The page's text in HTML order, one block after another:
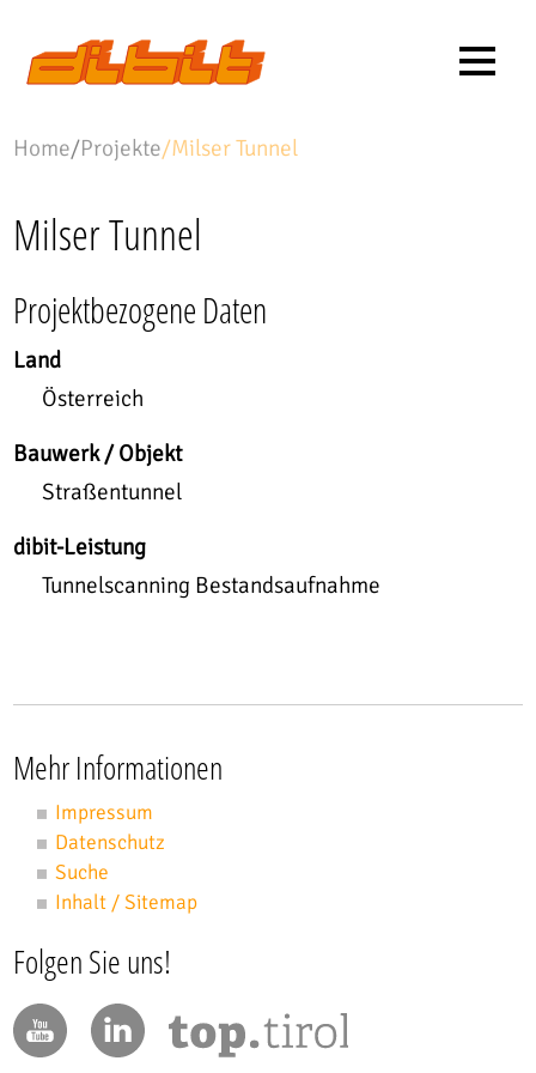
Home/Projekte/Milser Tunnel
Milser Tunnel
Projektbezogene Daten
Land
Österreich
Bauwerk / Objekt
Straßentunnel
dibit-Leistung
Tunnelscanning Bestandsaufnahme
Mehr Informationen
Impressum
Datenschutz
Suche
Inhalt / Sitemap
Folgen Sie uns!